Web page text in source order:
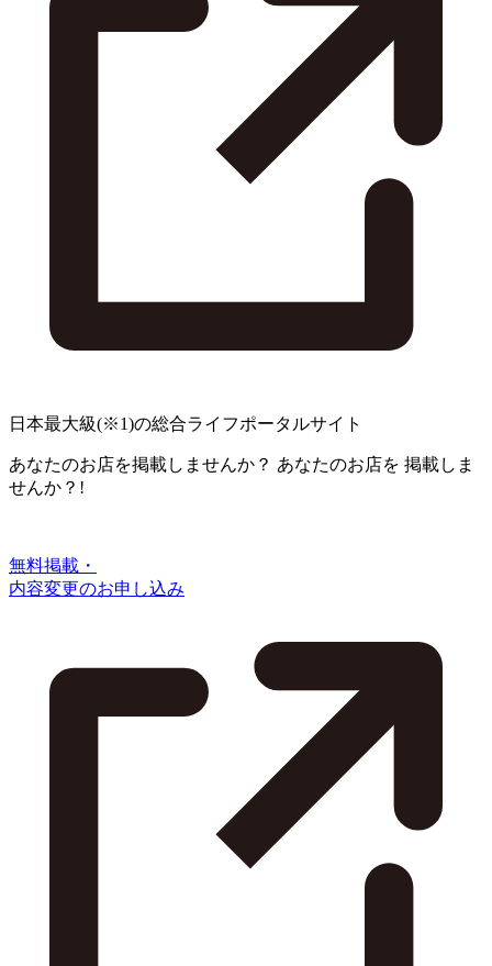
日本最大級(※1)の総合ライフポータルサイト
あなたのお店を掲載しませんか？ あなたのお店を 掲載しま
せんか？!
無料掲載・
内容変更のお申し込み